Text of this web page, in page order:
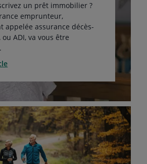
un prêt immobilier ?
emprunteur,
appelée assurance décès-
ADI, va vous être